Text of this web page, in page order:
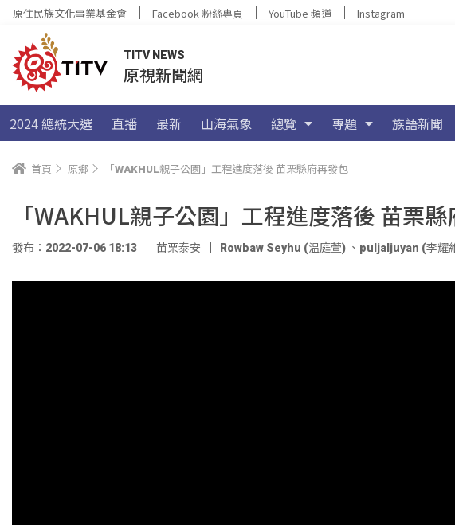
原住民族文化事業基金會 Facebook 粉絲專頁 YouTube 頻道 Instagram
TITV NEWS
原視新聞網
2024 總統大選 直播 最新 山海氣象 總覽 專題 族語新聞
首頁 原鄉 「WAKHUL親子公園」工程進度落後 苗栗縣府再發包
「WAKHUL親子公園」工程進度落後 苗栗
發布：2022-07-06 18:13 苗栗泰安 Rowbaw Seyhu (温庭萱) 、 puljaljuyan (李耀